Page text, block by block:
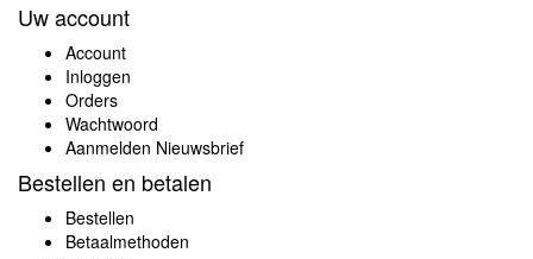
Uw account
Account
Inloggen
Orders
Wachtwoord
Aanmelden Nieuwsbrief
Bestellen en betalen
Bestellen
Betaalmethoden